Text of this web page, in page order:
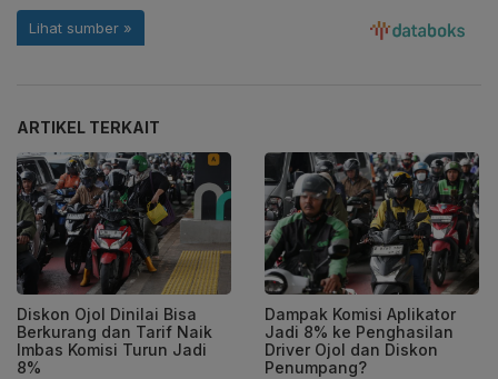
ARTIKEL TERKAIT
Diskon Ojol Dinilai Bisa
Berkurang dan Tarif Naik
Imbas Komisi Turun Jadi
8%
Dampak Komisi Aplikator
Jadi 8% ke Penghasilan
Driver Ojol dan Diskon
Penumpang?